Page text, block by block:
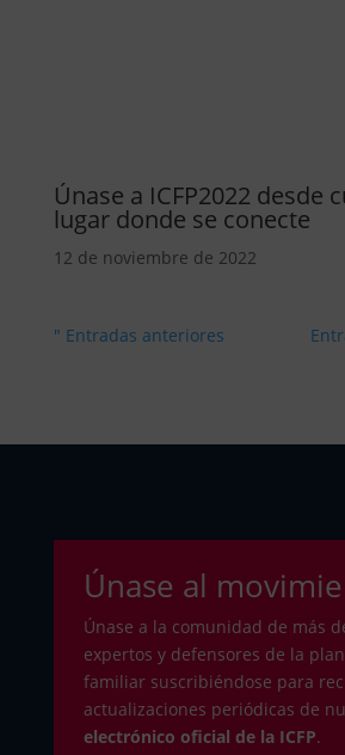
Únase a ICFP2022 desde
lugar donde se conecte
12 de noviembre de 2022
" Entradas anteriores
Únase al
Únase a la comunidad de más
expertos y defensores de la
familiar suscribiéndose para
actualizaciones periódicas de
electrónico oficial de la ICFP.